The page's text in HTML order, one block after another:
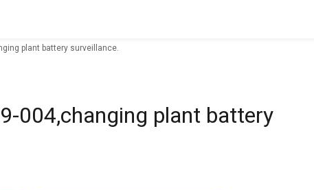
plant battery surveillance.
004,changing plant battery